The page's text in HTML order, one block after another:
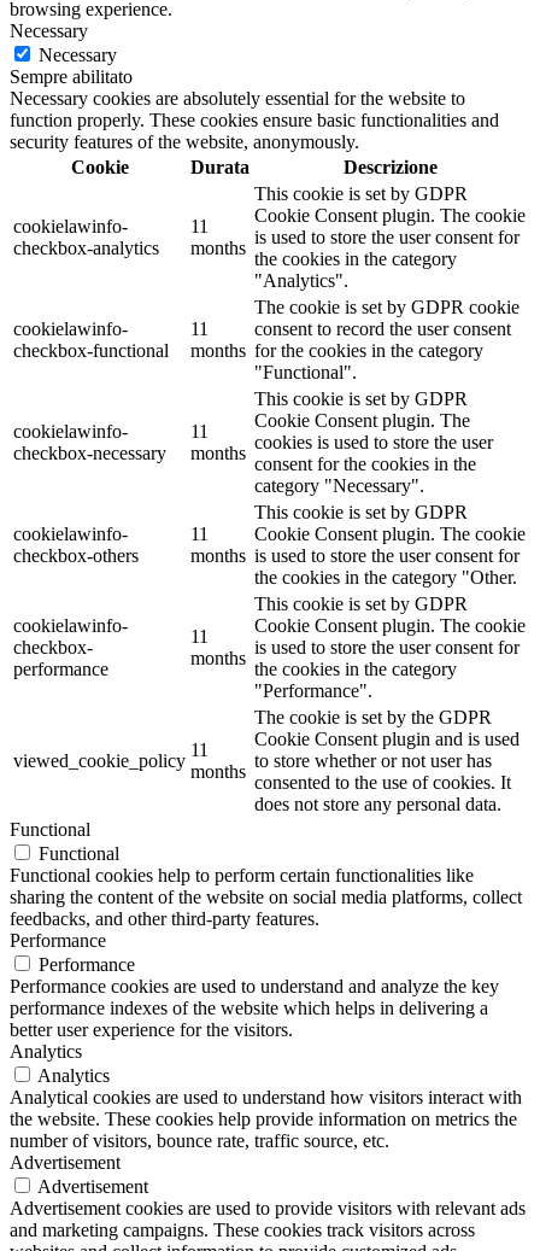
browsing experience.
Necessary
Necessary
Sempre abilitato
Necessary cookies are absolutely essential for the website to
function properly. These cookies ensure basic functionalities and
security features of the website, anonymously.
Cookie
Durata Descrizione
cookielawinfo-
checkbox-analytics
11
months
This cookie is set by GDPR
Cookie Consent plugin. The cookie
is used to store the user consent for
the cookies in the category
"Analytics".
cookielawinfo-
checkbox-functional
11
months
The cookie is set by GDPR cookie
consent to record the user consent
for the cookies in the category
"Functional".
cookielawinfo-
checkbox-necessary
11
months
This cookie is set by GDPR
Cookie Consent plugin. The
cookies is used to store the user
consent for the cookies in the
category "Necessary".
cookielawinfo-
checkbox-others
11
months
This cookie is set by GDPR
Cookie Consent plugin. The cookie
is used to store the user consent for
the cookies in the category "Other.
cookielawinfo-
checkbox-
performance
11
months
This cookie is set by GDPR
Cookie Consent plugin. The cookie
is used to store the user consent for
the cookies in the category
"Performance".
viewed_cookie_policy
11
months
The cookie is set by the GDPR
Cookie Consent plugin and is used
to store whether or not user has
consented to the use of cookies. It
does not store any personal data.
Functional
Functional
Functional cookies help to perform certain functionalities like
sharing the content of the website on social media platforms, collect
feedbacks, and other third-party features.
Performance
Performance
Performance cookies are used to understand and analyze the key
performance indexes of the website which helps in delivering a
better user experience for the visitors.
Analytics
Analytics
Analytical cookies are used to understand how visitors interact with
the website. These cookies help provide information on metrics the
number of visitors, bounce rate, traffic source, etc.
Advertisement
Advertisement
Advertisement cookies are used to provide visitors with relevant ads
and marketing campaigns. These cookies track visitors across